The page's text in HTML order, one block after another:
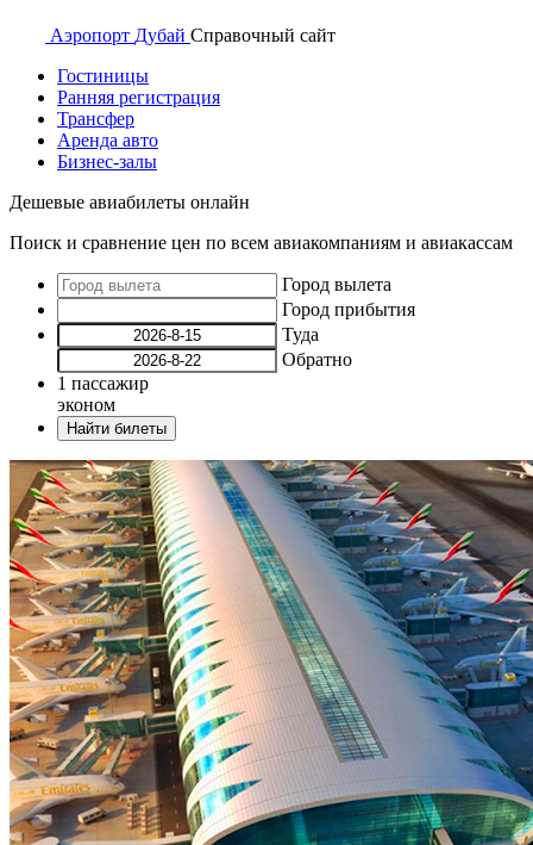
Аэропорт Дубай Справочный сайт
Гостиницы
Ранняя регистрация
Трансфер
Аренда авто
Бизнес-залы
Дешевые авиабилеты онлайн
Поиск и сравнение цен по всем авиакомпаниям и авиакассам
Город вылета
Город прибытия
Туда
Обратно
1 пассажир
эконом
Найти билеты